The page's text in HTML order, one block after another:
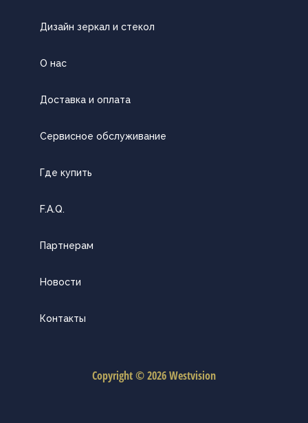
Дизайн зеркал и стекол
О нас
Доставка и оплата
Сервисное обслуживание
Где купить
F.A.Q.
Партнерам
Новости
Контакты
Copyright © 2026 Westvision